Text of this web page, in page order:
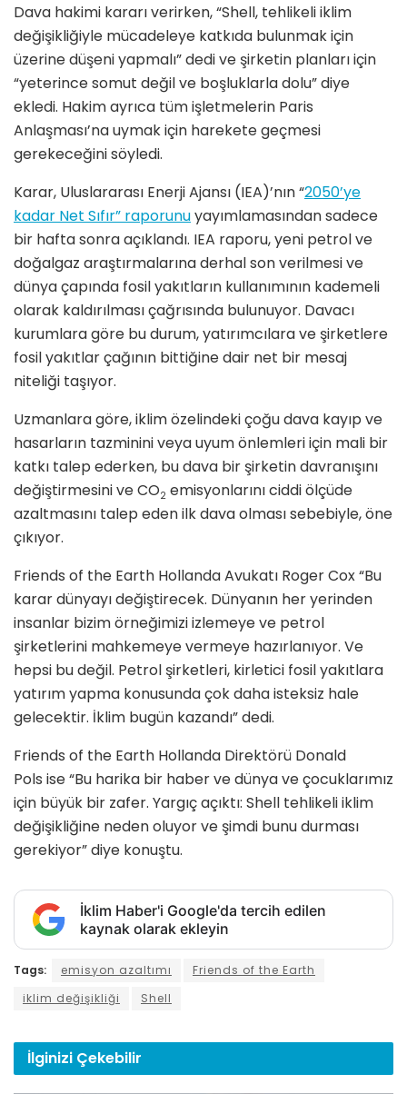
Dava hakimi kararı verirken, “Shell, tehlikeli iklim
değişikliğiyle mücadeleye katkıda bulunmak için
üzerine düşeni yapmalı” dedi ve şirketin planları için
“yeterince somut değil ve boşluklarla dolu” diye
ekledi. Hakim ayrıca tüm işletmelerin Paris
Anlaşması’na uymak için harekete geçmesi
gerekeceğini söyledi.
Karar, Uluslararası Enerji Ajansı (IEA)’nın “2050’ye
kadar Net Sıfır” raporunuyayımlamasından sadece
bir hafta sonra açıklandı. IEA raporu, yeni petrol ve
doğalgaz araştırmalarına derhal son verilmesi ve
dünya çapında fosil yakıtların kullanımının kademeli
olarak kaldırılması çağrısında bulunuyor. Davacı
kurumlara göre bu durum, yatırımcılara ve şirketlere
fosil yakıtlar çağının bittiğine dair net bir mesaj
niteliği taşıyor.
Uzmanlara göre, iklim özelindeki çoğu dava kayıp ve
hasarların tazminini veya uyum önlemleri için mali bir
katkı talep ederken, bu dava bir şirketin davranışını
değiştirmesini ve CO2 emisyonlarını ciddi ölçüde
azaltmasını talep eden ilk dava olması sebebiyle, öne
çıkıyor.
Friends of the Earth Hollanda Avukatı Roger Cox “Bu
karar dünyayı değiştirecek. Dünyanın her yerinden
insanlar bizim örneğimizi izlemeye ve petrol
şirketlerini mahkemeye vermeye hazırlanıyor. Ve
hepsi bu değil. Petrol şirketleri, kirletici fosil yakıtlara
yatırım yapma konusunda çok daha isteksiz hale
gelecektir. İklim bugün kazandı” dedi.
Friends of the Earth Hollanda Direktörü Donald
Pols ise “Bu harika bir haber ve dünya ve çocuklarımız
için büyük bir zafer. Yargıç açıktı: Shell tehlikeli iklim
değişikliğine neden oluyor ve şimdi bunu durması
gerekiyor” diye konuştu.
İklim Haber'i Google'da tercih edilen
kaynak olarak ekleyin
Tags: emisyon azaltımı
Friends of the Earth
iklim değişikliği
Shell
İlginizi Çekebilir